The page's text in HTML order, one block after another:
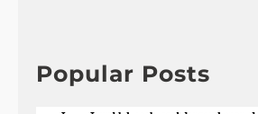
h
Popular Posts